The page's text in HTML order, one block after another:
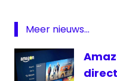
Clarkson
Playstation
Meer nieuws...